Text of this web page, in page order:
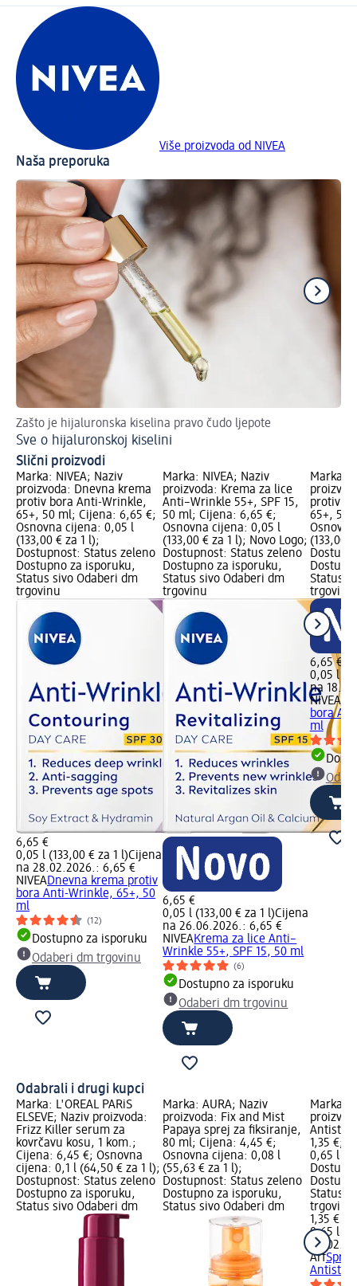
Više proizvoda od NIVEA
Naša preporuka
Zašto je hijaluronska kiselina pravo čudo ljepote
Sve o hijaluronskoj kiselini
Slični proizvodi
Marka: NIVEA; Naziv
proizvoda: Dnevna krema
protiv bora Anti-Wrinkle,
65+, 50 ml; Cijena: 6,65 €;
Osnovna cijena: 0,05 l
(133,00 € za 1 l);
Dostupnost: Status zeleno
Dostupno za isporuku,
Status sivo Odaberi dm
trgovinu
6,65 €
0,05 l (133,00 € za 1 l)Cijena
na 28.02.2026.: 6,65 €
NIVEADnevna krema protiv
bora Anti-Wrinkle, 65+, 50
ml
(12)
Dostupno za isporuku
Odaberi dm trgovinu
Marka: NIVEA; Naziv
proizvoda: Krema za lice
Anti–Wrinkle 55+, SPF 15,
50 ml; Cijena: 6,65 €;
Osnovna cijena: 0,05 l
(133,00 € za 1 l); Novo Logo;
Dostupnost: Status zeleno
Dostupno za isporuku,
Status sivo Odaberi dm
trgovinu
6,65 €
0,05 l (133,00 € za 1 l)Cijena
na 26.06.2026.: 6,65 €
NIVEAKrema za lice Anti–
Wrinkle 55+, SPF 15, 50 ml
(6)
Dostupno za isporuku
Odaberi dm trgovinu
Marka:
protiv
65+, 50
(133,00
Status
trgovinu
6,65 €
0,05 l
na
NIVEA
bora
ml
Odabrali i drugi kupci
Marka: L'ORÉAL PARiS
ELSEVE; Naziv proizvoda:
Frizz Killer serum za
kovrčavu kosu, 1 kom.;
Cijena: 6,45 €; Osnovna
cijena: 0,1 l (64,50 € za 1 l);
Dostupnost: Status zeleno
Dostupno za isporuku,
Status sivo Odaberi dm
Marka: AURA; Naziv
proizvoda: Fix and Mist
Papaya sprej za fiksiranje,
80 ml; Cijena: 4,45 €;
Osnovna cijena: 0,08 l
(55,63 € za 1 l);
Dostupnost: Status zeleno
Dostupno za isporuku,
Status sivo Odaberi dm
Marka:
1,35 €;
0,65 l
Status
trgovinu
1,35 €
0,65 l
na
ArfSprej